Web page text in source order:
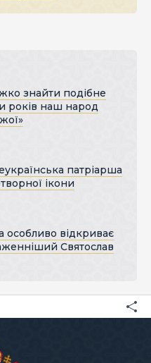
знайти подібне
років наш народ
патріарша
ікони
особливо відкриває
Святослав